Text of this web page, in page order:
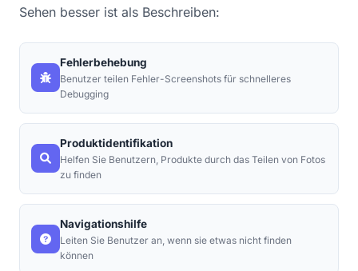
Sehen besser ist als Beschreiben:
Fehlerbehebung
Benutzer teilen Fehler-Screenshots für schnelleres
Debugging
Produktidentifikation
Helfen Sie Benutzern, Produkte durch das Teilen von Fotos
zu finden
Navigationshilfe
Leiten Sie Benutzer an, wenn sie etwas nicht finden
können